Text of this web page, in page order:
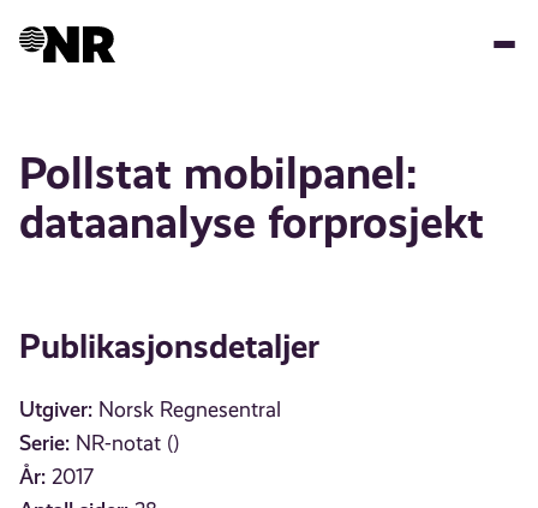
Pollstat mobilpanel:
dataanalyse forprosjekt
Publikasjonsdetaljer
Utgiver: Norsk Regnesentral
Serie: NR-notat ()
År: 2017